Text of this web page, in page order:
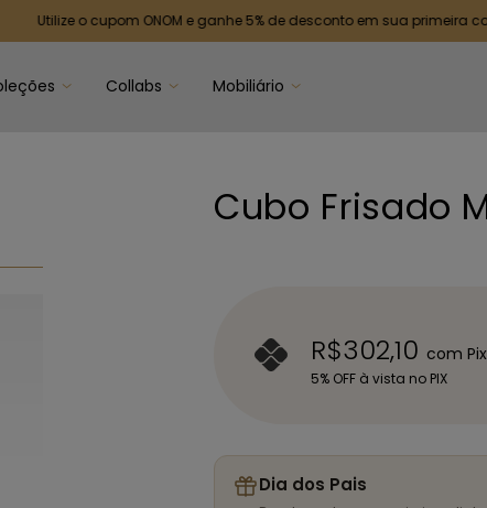
o cupom ONOM e ganhe 5% de desconto em sua primeira compra!
Collabs Mobiliário
Cubo Frisado
R$302,10 com Pix
5% OFF à vista no PIX
Dia dos Pais